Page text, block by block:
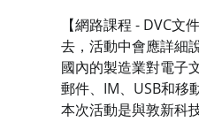
【網路課程 - DVC
去，活動中會應詳細
國內的製造業對電子
郵件、IM、USB和移
本次活動是與敦新科